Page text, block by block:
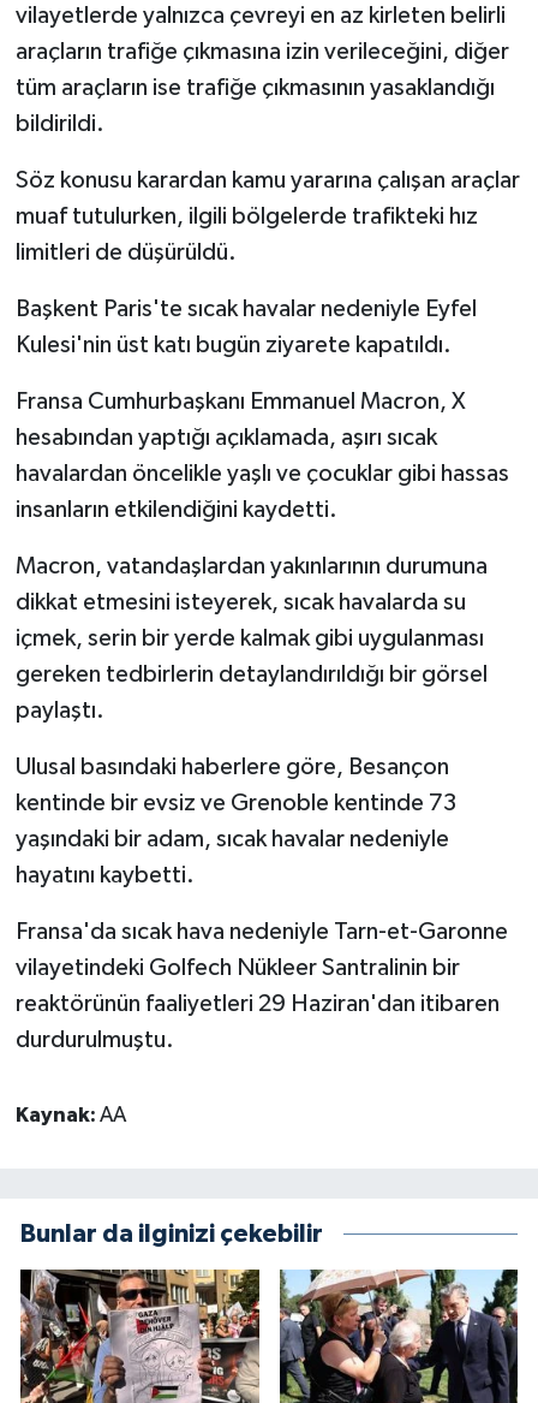
vilayetlerde yalnızca çevreyi en az kirleten belirli
araçların trafiğe çıkmasına izin verileceğini, diğer
tüm araçların ise trafiğe çıkmasının yasaklandığı
bildirildi.
Söz konusu karardan kamu yararına çalışan araçlar
muaf tutulurken, ilgili bölgelerde trafikteki hız
limitleri de düşürüldü.
Başkent Paris'te sıcak havalar nedeniyle Eyfel
Kulesi'nin üst katı bugün ziyarete kapatıldı.
Fransa Cumhurbaşkanı Emmanuel Macron, X
hesabından yaptığı açıklamada, aşırı sıcak
havalardan öncelikle yaşlı ve çocuklar gibi hassas
insanların etkilendiğini kaydetti.
Macron, vatandaşlardan yakınlarının durumuna
dikkat etmesini isteyerek, sıcak havalarda su
içmek, serin bir yerde kalmak gibi uygulanması
gereken tedbirlerin detaylandırıldığı bir görsel
paylaştı.
Ulusal basındaki haberlere göre, Besançon
kentinde bir evsiz ve Grenoble kentinde 73
yaşındaki bir adam, sıcak havalar nedeniyle
hayatını kaybetti.
Fransa'da sıcak hava nedeniyle Tarn-et-Garonne
vilayetindeki Golfech Nükleer Santralinin bir
reaktörünün faaliyetleri 29 Haziran'dan itibaren
durdurulmuştu.
Kaynak: AA
Bunlar da ilginizi çekebilir